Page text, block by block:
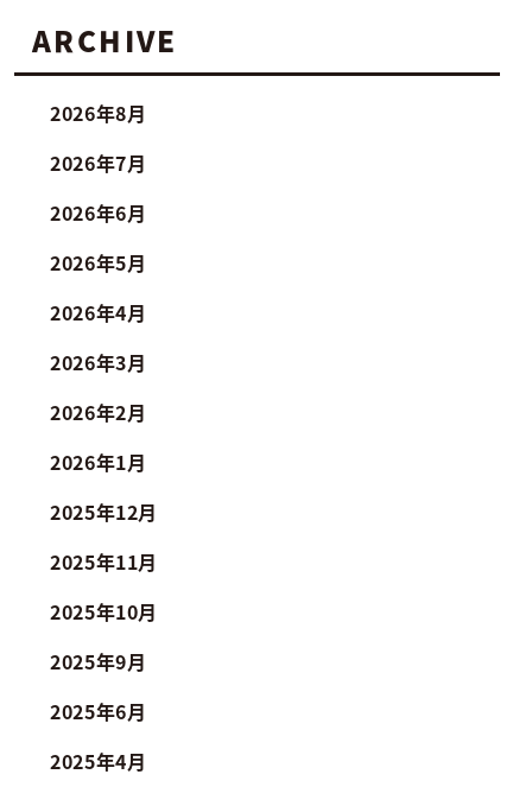
ARCHIVE
2026年8月
2026年7月
2026年6月
2026年5月
2026年4月
2026年3月
2026年2月
2026年1月
2025年12月
2025年11月
2025年10月
2025年9月
2025年6月
2025年4月